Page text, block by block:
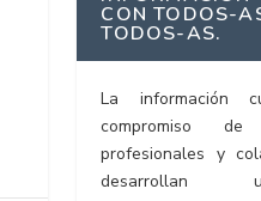
CON TODOS-
TODOS-AS.
La información
compromiso
profesionales y
desarrollan